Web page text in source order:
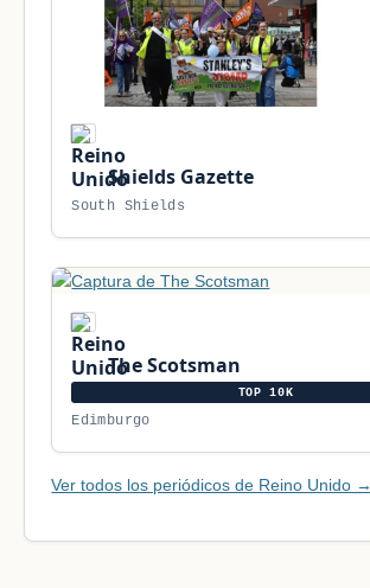
Shields Gazette
South Shields
The Scotsman
TOP 10K
Edimburgo
Ver todos los periódicos de Reino Unido →